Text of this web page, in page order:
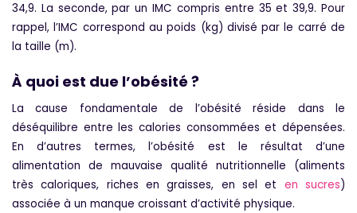
34,9. La seconde, par un IMC compris entre 35 et 39,9. Pour
rappel, l’IMC correspond au poids (kg) divisé par le carré de
la taille (m).
À quoi est due l’obésité ?
La cause fondamentale de l’obésité réside dans le
déséquilibre entre les calories consommées et dépensées.
En d’autres termes, l’obésité est le résultat d’une
alimentation de mauvaise qualité nutritionnelle (aliments
très caloriques, riches en graisses, en sel et en sucres)
associée à un manque croissant d’activité physique.